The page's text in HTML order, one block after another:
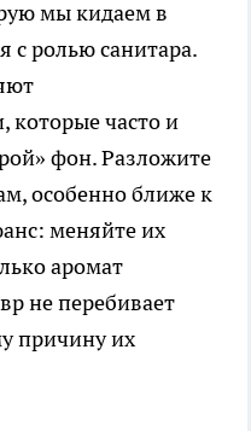
мы кидаем в
с ролью санитара.
которые часто и
фон. Разложите
особенно ближе к
меняйте их
аромат
не перебивает
причину их